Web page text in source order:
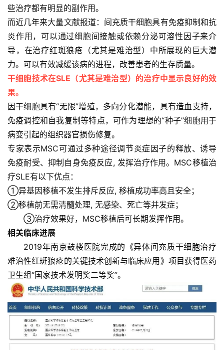
首
页
行
些治疗都有明显的副作用。
而近几年来大量文献报道：间充质干细胞具有免疫抑制和抗
炎作用，可以通过细胞间接触或依赖分泌可溶性因子来介
导，在治疗红斑狼疮（尤其是难治型）中所展现的巨大潜
力。可以有效减缓该病的进程，改善患者的生存质量。
干细胞技术在SLE（尤其是难治型）的治疗中显示良好的效
果。
因干细胞具有“无限”增殖，多向分化潜能，具有造血支持，
免疫调控和自我复制等特点，可作为理想的“种子”细胞用于
病变引起的组织器官损伤修复。
专家表示MSC可通过多种途径调节炎症因子的释放、诱导
免疫耐受、抑制自身免疫反应, 发挥治疗作用。MSC移植治
疗SLE有以下优点：
①异基因移植不发生排斥反应, 移植成功率高且安全；
②移植前无需清髓处理, 无感染、死亡等并发症；
③治疗效果好，MSC移植后可长期发挥作用。
相关临床进展
2019年南京鼓楼医院完成的《异体间充质干细胞治疗
难治性红斑狼疮的关键技术创新与临床应用》项目获得医药
卫生组“国家技术发明奖二等奖”。